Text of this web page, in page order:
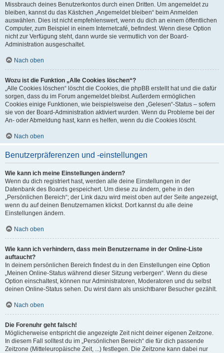
Missbrauch deines Benutzerkontos durch einen Dritten. Um angemeldet zu
bleiben, kannst du das Kästchen „Angemeldet bleiben“ beim Anmelden
auswählen. Dies ist nicht empfehlenswert, wenn du dich an einem öffentlichen
Computer, zum Beispiel in einem Internetcafé, befindest. Wenn diese Option
nicht zur Verfügung steht, dann wurde sie vermutlich von der Board-
Administration ausgeschaltet.
Nach oben
Wozu ist die Funktion „Alle Cookies löschen“?
„Alle Cookies löschen“ löscht die Cookies, die phpBB erstellt hat und die dafür
sorgen, dass du im Forum angemeldet bleibst. Außerdem ermöglichen
Cookies einige Funktionen, wie beispielsweise den „Gelesen“-Status – sofern
sie von der Board-Administration aktiviert wurden. Wenn du Probleme bei der
An- oder Abmeldung hast, kann es helfen, wenn du die Cookies löscht.
Nach oben
Benutzerpräferenzen und -einstellungen
Wie kann ich meine Einstellungen ändern?
Wenn du dich registriert hast, werden alle deine Einstellungen in der
Datenbank des Boards gespeichert. Um diese zu ändern, gehe in den
„Persönlichen Bereich“; der Link dazu wird meist oben auf der Seite angezeigt,
wenn du auf deinen Benutzernamen klickst. Dort kannst du alle deine
Einstellungen ändern.
Nach oben
Wie kann ich verhindern, dass mein Benutzername in der Online-Liste
auftaucht?
In deinem persönlichen Bereich findest du in den Einstellungen eine Option
„Meinen Online-Status während dieser Sitzung verbergen“. Wenn du diese
Option einschaltest, können nur Administratoren, Moderatoren und du selbst
deinen Online-Status sehen. Du wirst dann als unsichtbarer Besucher gezählt.
Nach oben
Die Forenuhr geht falsch!
Möglicherweise entspricht die angezeigte Zeit nicht deiner eigenen Zeitzone.
In diesem Fall solltest du im „Persönlichen Bereich“ die für dich passende
Zeitzone (Mitteleuropäische Zeit, ...) festlegen. Die Zeitzone kann dabei nur